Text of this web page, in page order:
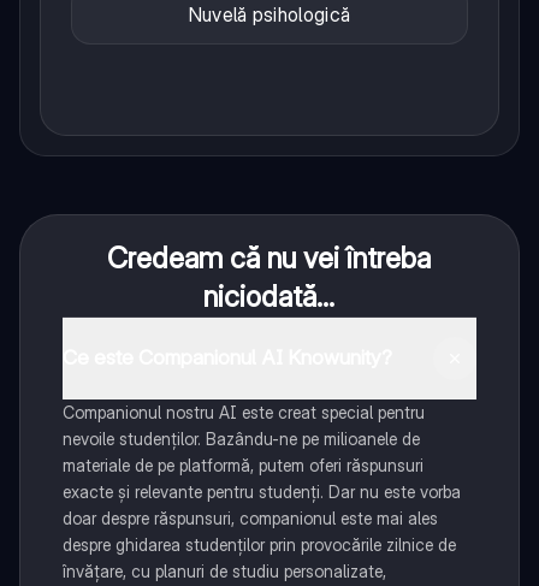
Nuvelă psihologică
Credeam că nu vei întreba
niciodată...
Companionul nostru AI este creat special pentru
nevoile studenților. Bazându-ne pe milioanele de
materiale de pe platformă, putem oferi răspunsuri
exacte și relevante pentru studenți. Dar nu este vorba
doar despre răspunsuri, companionul este mai ales
despre ghidarea studenților prin provocările zilnice de
învățare, cu planuri de studiu personalizate,